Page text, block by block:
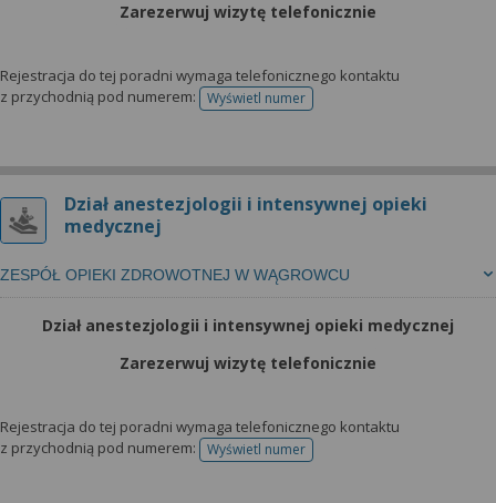
Zarezerwuj wizytę telefonicznie
Rejestracja do tej poradni wymaga telefonicznego kontaktu
z przychodnią pod numerem:
Wyświetl numertelefonu do rejestracji
Dział anestezjologii i intensywnej opieki
medycznej
ZESPÓŁ OPIEKI ZDROWOTNEJ W WĄGROWCU
Dział anestezjologii i intensywnej opieki medycznej
Zarezerwuj wizytę telefonicznie
Rejestracja do tej poradni wymaga telefonicznego kontaktu
z przychodnią pod numerem:
Wyświetl numertelefonu do rejestracji